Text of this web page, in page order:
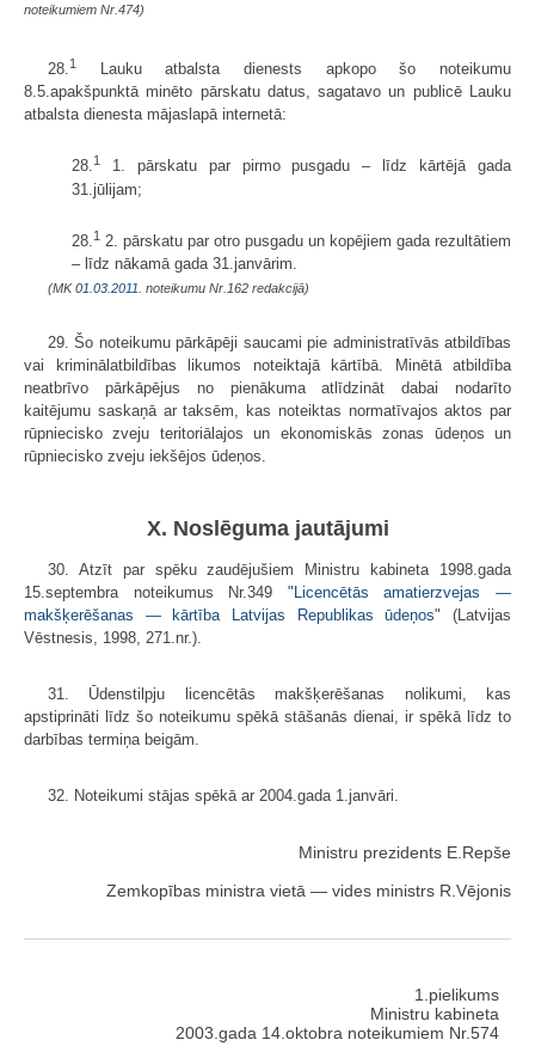
noteikumiem Nr.474)
28.1
Lauku atbalsta dienests apkopo šo noteikumu
8.5.apakšpunktā minēto pārskatu datus, sagatavo un publicē Lauku
atbalsta dienesta mājaslapā internetā:
28.1
1. pārskatu par pirmo pusgadu – līdz kārtējā gada
31.jūlijam;
28.1 2. pārskatu par otro pusgadu un kopējiem gada rezultātiem
– līdz nākamā gada 31.janvārim.
(MK01.03.2011. noteikumu Nr.162 redakcijā)
29. Šo noteikumu pārkāpēji saucami pie administratīvās atbildības
vai kriminālatbildības likumos noteiktajā kārtībā. Minētā atbildība
neatbrīvo pārkāpējus no pienākuma atlīdzināt dabai nodarīto
kaitējumu saskaņā ar taksēm, kas noteiktas normatīvajos aktos par
rūpniecisko zveju teritoriālajos un ekonomiskās zonas ūdeņos un
rūpniecisko zveju iekšējos ūdeņos.
X. Noslēguma jautājumi
30. Atzīt par spēku zaudējušiem Ministru kabineta 1998.gada
15.septembra noteikumus Nr.349 " Licencētās amatierzvejas —
makšķerēšanas — kārtība Latvijas Republikas ūdeņos" (Latvijas
Vēstnesis, 1998, 271.nr.).
31. Ūdenstilpju licencētās makšķerēšanas nolikumi, kas
apstiprināti līdz šo noteikumu spēkā stāšanās dienai, ir spēkā līdz to
darbības termiņa beigām.
32. Noteikumi stājas spēkā ar 2004.gada 1.janvāri.
Ministru prezidents E.Repše
Zemkopības ministra vietā — vides ministrs R.Vējonis
1.pielikums
Ministru kabineta
2003.gada 14.oktobra noteikumiem Nr.574